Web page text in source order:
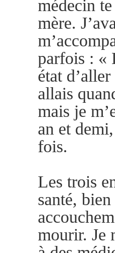
médecin
mère.
parfois : «
état
allais
mais je
an et
fois.
Les trois
santé,
mourir. Je